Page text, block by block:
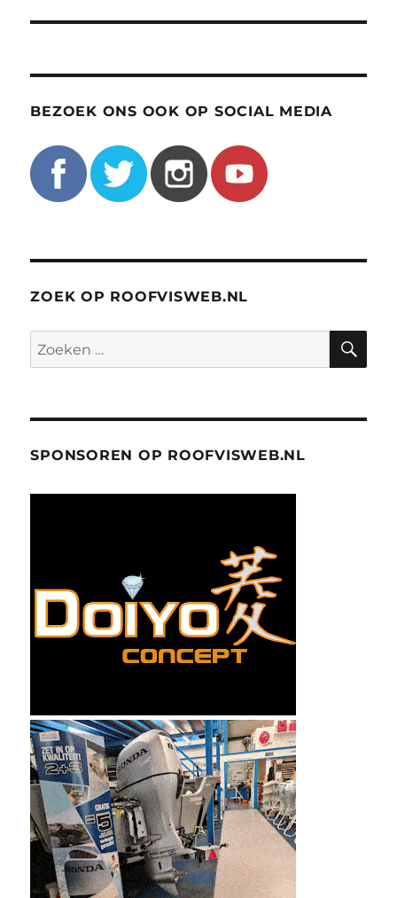
BEZOEK ONS OOK OP SOCIAL MEDIA
ZOEK OP ROOFVISWEB.NL
Zoeken
naar:
SPONSOREN OP ROOFVISWEB.NL